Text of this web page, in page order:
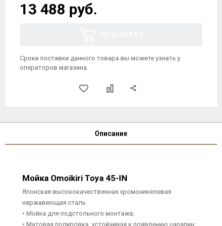
13 488 руб.
Сроки поставки данного товара вы можете узнать у
операторов магазина.
Описание
Мойка Omoikiri Toya 45-IN
Японская высококачественная хромоникелевая
нержавеющая сталь.
• Мойка для подстольного монтажа;
• Матовая полировка, устойчивая к появлению царапин;